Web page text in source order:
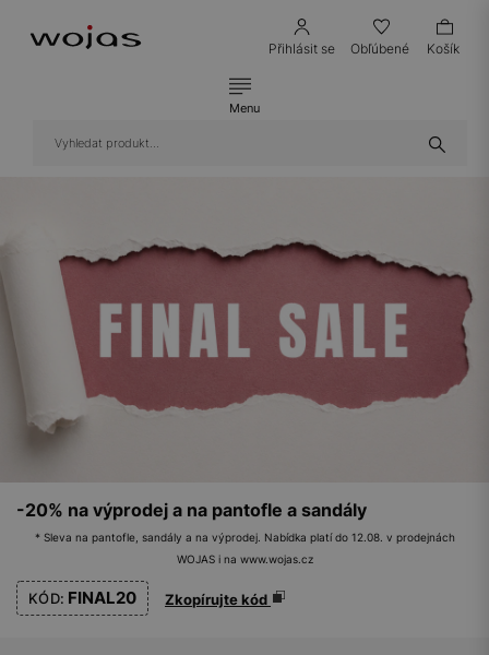
Přihlásit se Obľúbené Košík
Menu
-20% na výprodej a na pantofle a sandály
* Sleva na pantofle, sandály a na výprodej. Nabídka platí do 12.08. v prodejnách
WOJAS i na www.wojas.cz
KÓD: FINAL20 Zkopírujte kód